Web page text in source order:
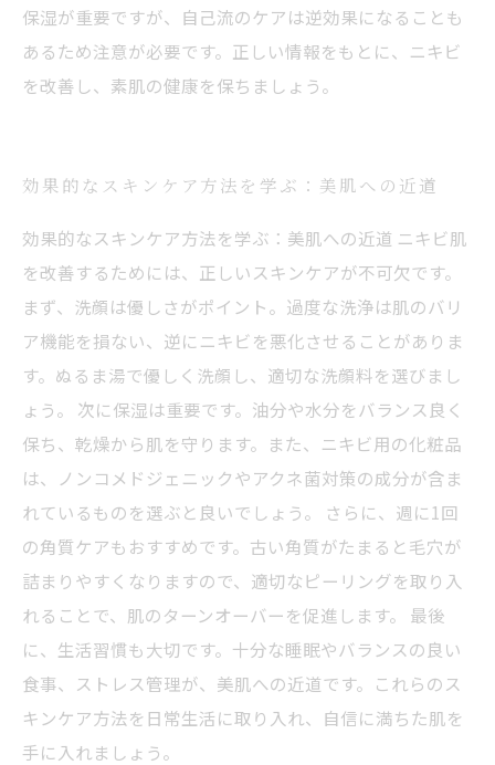
保湿が重要ですが、自己流のケアは逆効果になることも
あるため注意が必要です。正しい情報をもとに、ニキビ
を改善し、素肌の健康を保ちましょう。
効果的なスキンケア方法を学ぶ：美肌への近道
効果的なスキンケア方法を学ぶ：美肌への近道 ニキビ肌
を改善するためには、正しいスキンケアが不可欠です。
まず、洗顔は優しさがポイント。過度な洗浄は肌のバリ
ア機能を損ない、逆にニキビを悪化させることがありま
す。ぬるま湯で優しく洗顔し、適切な洗顔料を選びまし
ょう。 次に保湿は重要です。油分や水分をバランス良く
保ち、乾燥から肌を守ります。また、ニキビ用の化粧品
は、ノンコメドジェニックやアクネ菌対策の成分が含ま
れているものを選ぶと良いでしょう。 さらに、週に1回
の角質ケアもおすすめです。古い角質がたまると毛穴が
詰まりやすくなりますので、適切なピーリングを取り入
れることで、肌のターンオーバーを促進します。 最後
に、生活習慣も大切です。十分な睡眠やバランスの良い
食事、ストレス管理が、美肌への近道です。これらのス
キンケア方法を日常生活に取り入れ、自信に満ちた肌を
手に入れましょう。